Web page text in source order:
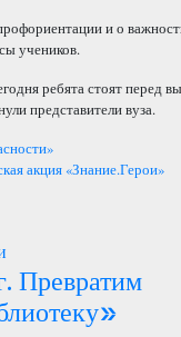
и о
учеников.
ребята стоят перед
представители вуза.
акция «Знание.Герои»
Превратим